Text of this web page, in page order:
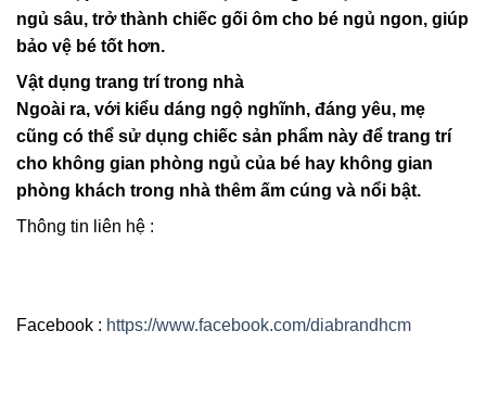
ngủ sâu, trở thành chiếc gối ôm cho bé ngủ ngon, giúp
bảo vệ bé tốt hơn.
Vật dụng trang trí trong nhà
Ngoài ra, với kiểu dáng ngộ nghĩnh, đáng yêu, mẹ
cũng có thể sử dụng chiếc sản phẩm này để trang trí
cho không gian phòng ngủ của bé hay không gian
phòng khách trong nhà thêm ấm cúng và nổi bật.
Thông tin liên hệ :
Facebook : https://www.facebook.com/diabrandhcm